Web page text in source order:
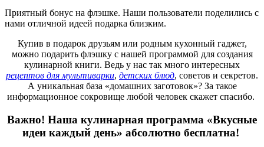
Приятный бонус на флэшке. Наши пользователи поделились с
нами отличной идеей подарка близким.
Купив в подарок друзьям или родным кухонный гаджет,
можно подарить флэшку с нашей программой для создания
кулинарной книги. Ведь у нас так много интересных
рецептов для мультиварки, детских блюд, советов и секретов.
А уникальная база «домашних заготовок»? За такое
информационное сокровище любой человек скажет спасибо.
Важно! Наша кулинарная программа «Вкусные
идеи каждый день» абсолютно бесплатна!